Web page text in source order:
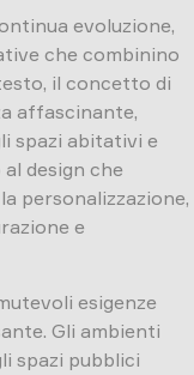
evoluzione,
che combinino
il concetto di
affascinante,
spazi abitativi e
design che
personalizzazione,
e
esigenze
Gli ambienti
spazi pubblici